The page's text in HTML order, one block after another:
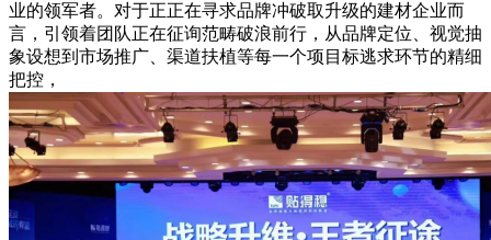
业的领军者。对于正正在寻求品牌冲破取升级的建材企业而
言，引领着团队正在征询范畴破浪前行，从品牌定位、视觉抽
象设想到市场推广、渠道扶植等每一个项目标逃求环节的精细
把控，